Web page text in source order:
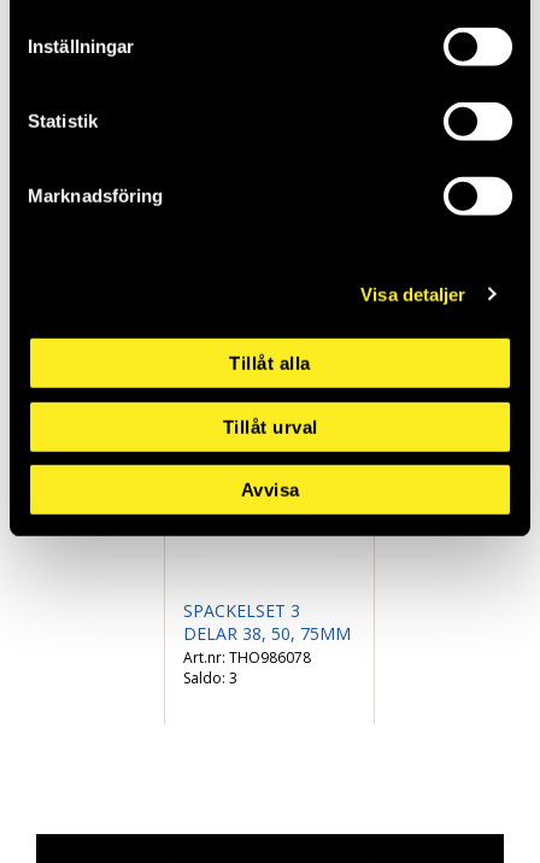
Inställningar
Statistik
Marknadsföring
Visa detaljer
Tillåt alla
Tillåt urval
Avvisa
BREDSPACKEL TRÄ
STÅLSPACKEL MED
SPACKELSET 3
DELAR 38, 50, 75MM
THO986078
Saldo: 3